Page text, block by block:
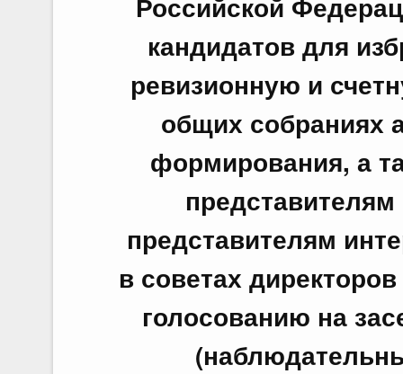
кандидатов для
ревизионную и
общих собраниях
формирования, а
представителям
в советах
голосованию на